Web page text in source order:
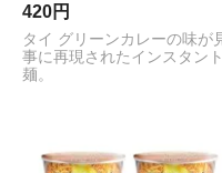
420円
タイ グリーンカレーの味が
事に再現されたインスタント
麺。